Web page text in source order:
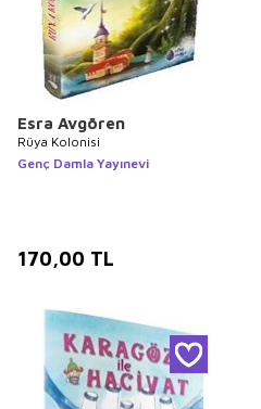
Esra Avgören
Rüya Kolonisi
Genç Damla Yayınevi
170,00 TL